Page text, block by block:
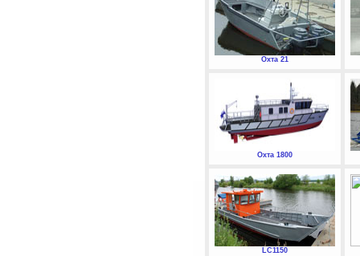
Охта 21
Охта 1800
LC1150